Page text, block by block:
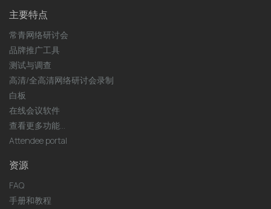
主要特点
常青网络研讨会
品牌推广工具
测试与调查
高清/全高清网络研讨会录制
白板
在线会议软件
查看更多功能...
Attendee portal
资源
FAQ
手册和教程